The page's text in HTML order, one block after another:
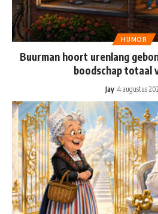
HUMOR
Buurman hoort urenlang
boodschap totaal
Jay 4 augustus